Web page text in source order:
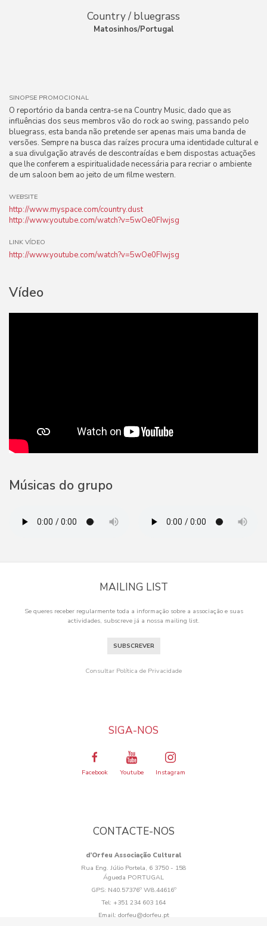
Country / bluegrass
Matosinhos/Portugal
SINOPSE PROMOCIONAL
O reportório da banda centra-se na Country Music, dado que as
influências dos seus membros vão do rock ao swing, passando pelo
bluegrass, esta banda não pretende ser apenas mais uma banda de
versões. Sempre na busca das raízes procura uma identidade cultural e
a sua divulgação através de descontraídas e bem dispostas actuações
que lhe conferem a espiritualidade necessária para recriar o ambiente
de um saloon bem ao jeito de um filme western.
WEBSITE
http://www.myspace.com/country.dust
http://www.youtube.com/watch?v=5wOe0FIwjsg
LINK VÍDEO
http://www.youtube.com/watch?v=5wOe0FIwjsg
Vídeo
Músicas do grupo
MAILING LIST
Se queres receber regularmente toda a informação sobre a associação e suas
actividades, subscreve já a nossa mailing list.
SUBSCREVER
Consultar Política de Privacidade
SIGA-NOS
Facebook Youtube Instagram
CONTACTE-NOS
d’Orfeu Associação Cultural
Rua Eng. Júlio Portela, 6 3750 - 158
Águeda PORTUGAL
GPS: N40.57376º W8.44616º
Tel: +351 234 603 164
Email: dorfeu@dorfeu.pt